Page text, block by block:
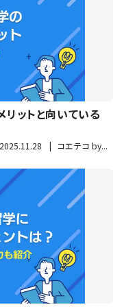
リットと向いている
2025.11.28 コエテコ by...